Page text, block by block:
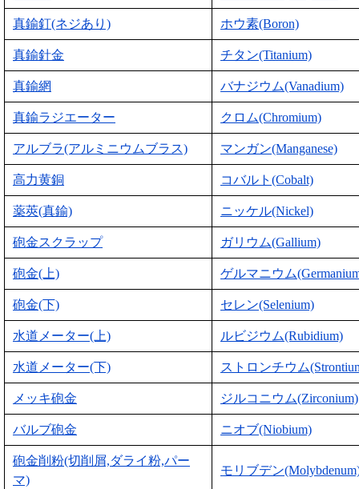
真鍮釘(ネジあり) ホウ素(Boron)
真鍮針金 チタン(Titanium)
真鍮網 バナジウム(Vanadium)
真鍮ラジエーター クロム(Chromium)
アルブラ(アルミニウムブラス) マンガン(Manganese)
高力黄銅 コバルト(Cobalt)
薬莢(真鍮) ニッケル(Nickel)
砲金スクラップ ガリウム(Gallium)
砲金(上) ゲルマニウム
砲金(下) セレン(Selenium)
水道メーター(上) ルビジウム(Rubidium)
水道メーター(下) ストロンチウム
メッキ砲金 ジルコニウム(Zirconium)
バルブ砲金 ニオブ(Niobium)
砲金削粉(切削屑,ダライ粉,パー
マ)
モリブデン